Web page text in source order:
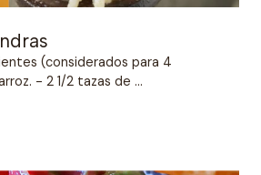
(considerados para 4
- 2 1/2 tazas de ...